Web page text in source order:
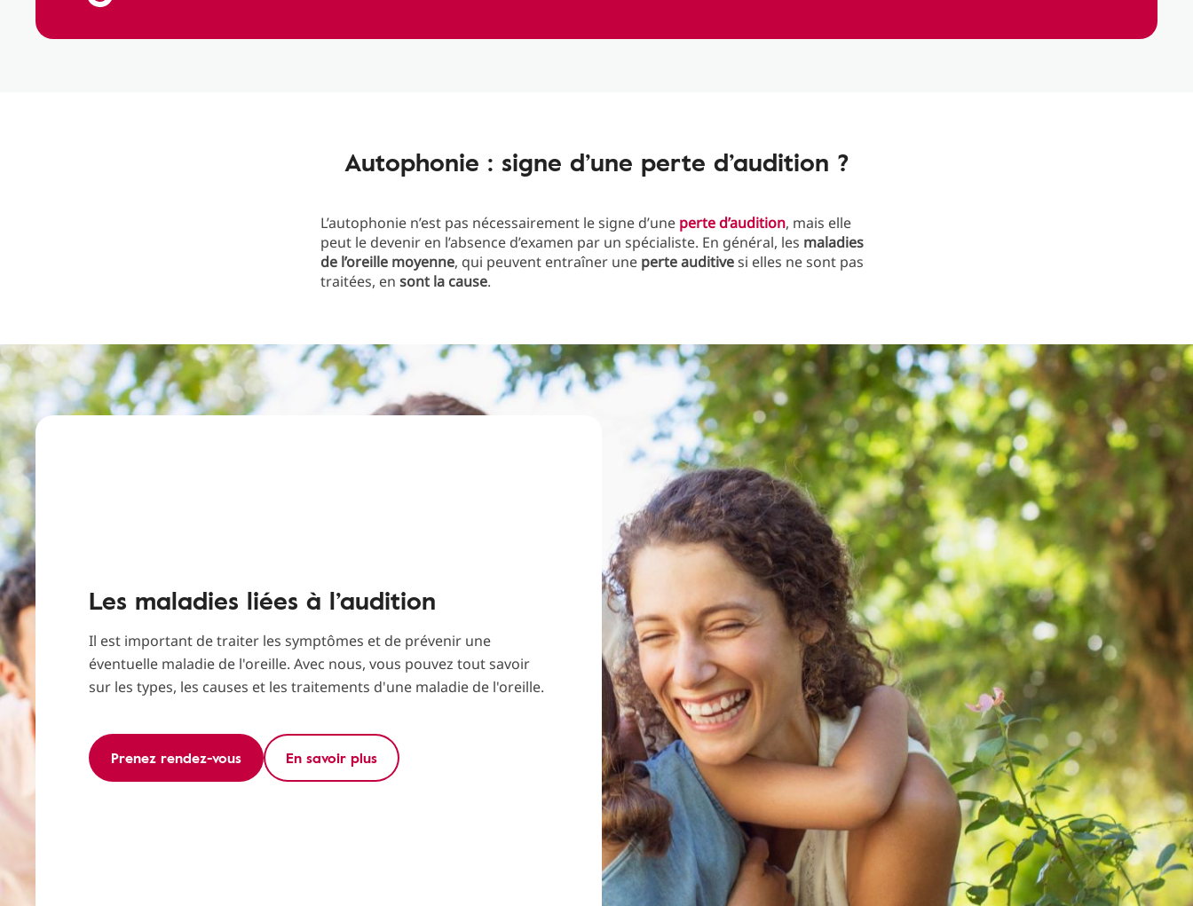
Autophonie : signe d’une perte d’audition ?
L’autophonie n’est pas nécessairement le signe d’une perte d’audition, mais elle
peut le devenir en l’absence d’examen par un spécialiste. En général, les maladies
de l’oreille moyenne, qui peuvent entraîner une perte auditivesi elles ne sont pas
traitées, en sont la cause.
Les maladies liées à l’audition
Il est important de traiter les symptômes et de prévenir une
éventuelle maladie de l'oreille. Avec nous, vous pouvez tout savoir
sur les types, les causes et les traitements d'une maladie de l'oreille.
Prenez rendez-vous En savoir plus